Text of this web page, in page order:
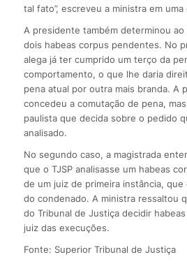
tal fato”, escreveu a ministra em
A presidente também determinou ao
dois habeas corpus pendentes. No
alega já ter cumprido um terço da
comportamento, o que lhe daria
pena atual por outra mais branda. A
concedeu a comutação de pena,
paulista que decida sobre o pedido
analisado.
No segundo caso, a magistrada
que o TJSP analisasse um habeas
de um juiz de primeira instância,
do condenado. A ministra ressaltou
do Tribunal de Justiça decidir
juiz das execuções.
Fonte: Superior Tribunal de Justiça